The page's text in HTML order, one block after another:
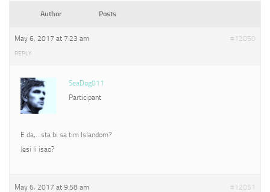
Author Posts
May 6, 2017 at 7:23 am #12050
REPLY
SeaDog011
Participant
E da,…sta bi sa tim Islandom?
Jesi li isao?
May 6, 2017 at 9:58 am #12051